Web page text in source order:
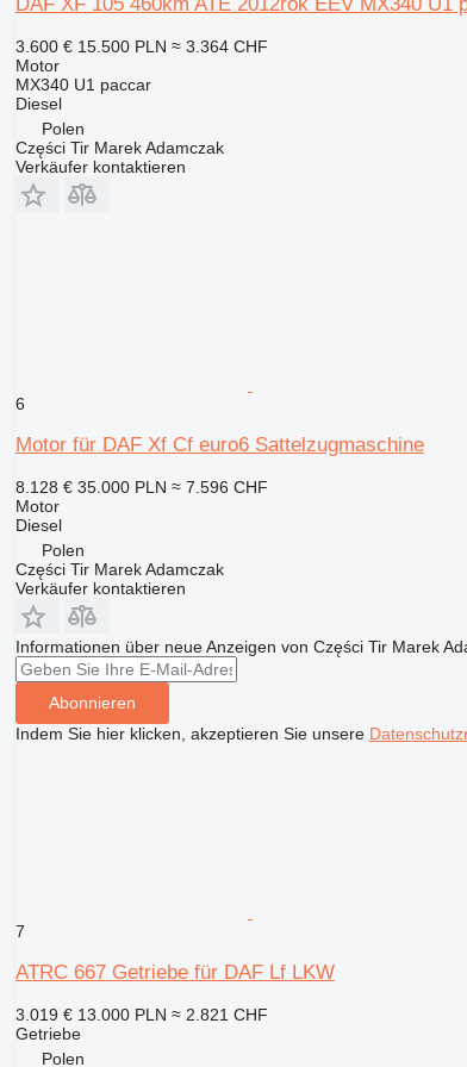
3.600 € 15.500 PLN ≈ 3.364 CHF
Motor
MX340 U1 paccar
Diesel
Polen
Części Tir Marek Adamczak
Verkäufer kontaktieren
6
Motor für DAF Xf Cf euro6 Sattelzugmaschine
8.128 € 35.000 PLN ≈ 7.596 CHF
Motor
Diesel
Polen
Części Tir Marek Adamczak
Verkäufer kontaktieren
Informationen über neue Anzeigen von Części Tir Marek
Abonnieren
Indem Sie hier klicken, akzeptieren Sie unsere
7
ATRC 667 Getriebe für DAF Lf LKW
3.019 € 13.000 PLN ≈ 2.821 CHF
Getriebe
Polen